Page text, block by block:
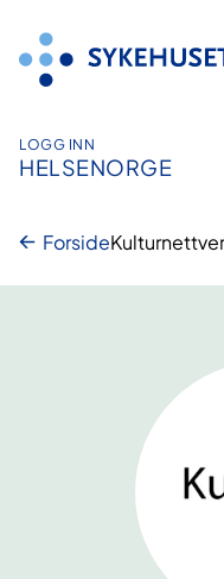
innhold
LOGG INN
HELSENORGE
Forside